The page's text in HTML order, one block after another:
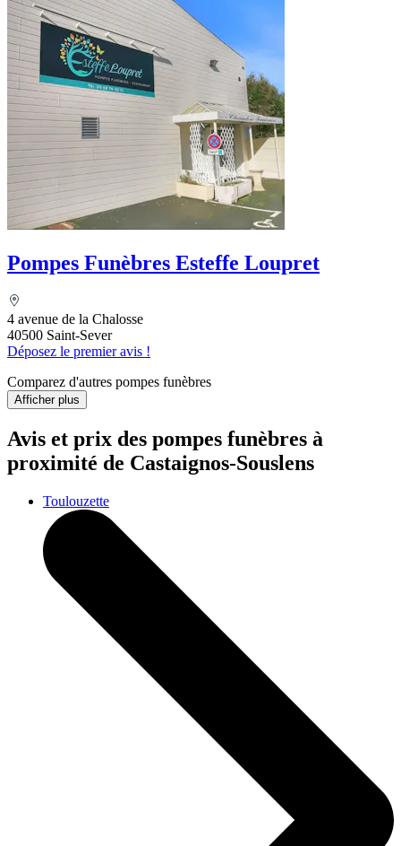
Pompes Funèbres Esteffe Loupret
4 avenue de la Chalosse
40500 Saint-Sever
Déposez le premier avis !
Comparez d'autres pompes funèbres
Afficher plus
Avis et prix des pompes funèbres à
proximité de Castaignos-Souslens
Toulouzette